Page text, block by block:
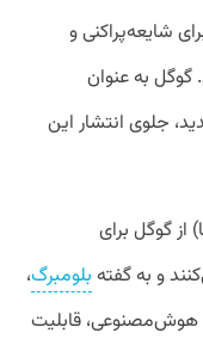
شایعه‌پراکنی و
گوگل به عنوان
جلوی انتشار این
از ۹۰ درصد آنها) از گوگل برای
و به گفته بلومبرگ،
هوش‌مصنوعی، قابلیت